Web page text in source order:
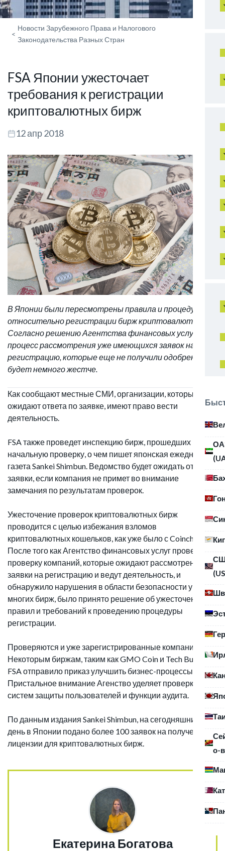
о-
<
Новости Зарубежного Права и Налогового
Законодательства Разных Стран
FSA Японии ужесточает
требования к регистрации
криптовалютных бирж
12 апр 2018
В Японии были пересмотрены правила и процедуры
относительно регистрации бирж криптовалют.
Согласно решению Агентства финансовых услуг (FSA),
процесс рассмотрения уже имеющихся заявок на
регистрацию, которые еще не получили одобрения,
будет немного жестче.
Как сообщают местные СМИ, организации, которые
ожидают ответа по заявке, имеют право вести
деятельность.
FSA также проведет инспекцию бирж, прошедших
начальную проверку, о чем пишет японская ежедневная
газета Sankei Shimbun. Ведомство будет ожидать отзыва
заявки, если компания не примет во внимание
замечания по результатам проверок.
Ужесточение проверок криптовалютных бирж
проводится с целью избежания взломов
криптовалютных кошельков, как уже было с Coincheck.
После того как Агентство финансовых услуг провело
проверку компаний, которые ожидают рассмотрения
заявки на регистрацию и ведут деятельность, и
обнаружило нарушения в области безопасности у
многих бирж, было принято решение об ужесточении
правил и требований к проведению процедуры
регистрации.
Проверяются и уже зарегистрированные компании.
Некоторым биржам, таким как GMO Coin и Tech Buerau,
FSA отправило приказ улучшить бизнес-процессы.
Пристальное внимание Агенство уделяет проверке
систем защиты пользователей и функции аудита.
По данным издания Sankei Shimbun, на сегодняшний
день в Японии подано более 100 заявок на получение
лицензии для криптовалютных бирж.
Екатерина Богатова